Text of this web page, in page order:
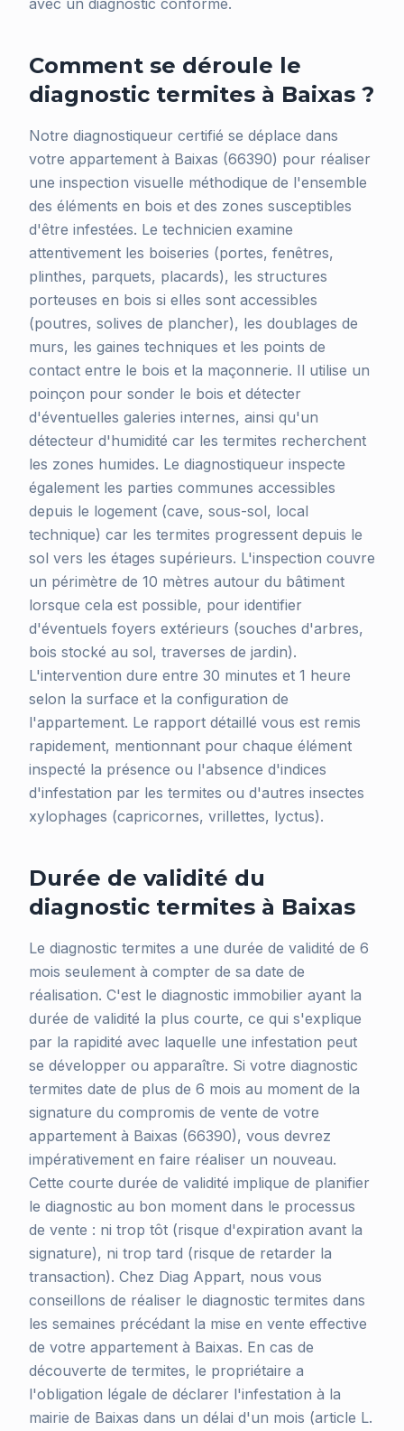
avec un diagnostic conforme.
Comment se déroule le
diagnostic termites à Baixas ?
Notre diagnostiqueur certifié se déplace dans
votre appartement à Baixas (66390) pour réaliser
une inspection visuelle méthodique de l'ensemble
des éléments en bois et des zones susceptibles
d'être infestées. Le technicien examine
attentivement les boiseries (portes, fenêtres,
plinthes, parquets, placards), les structures
porteuses en bois si elles sont accessibles
(poutres, solives de plancher), les doublages de
murs, les gaines techniques et les points de
contact entre le bois et la maçonnerie. Il utilise un
poinçon pour sonder le bois et détecter
d'éventuelles galeries internes, ainsi qu'un
détecteur d'humidité car les termites recherchent
les zones humides. Le diagnostiqueur inspecte
également les parties communes accessibles
depuis le logement (cave, sous-sol, local
technique) car les termites progressent depuis le
sol vers les étages supérieurs. L'inspection couvre
un périmètre de 10 mètres autour du bâtiment
lorsque cela est possible, pour identifier
d'éventuels foyers extérieurs (souches d'arbres,
bois stocké au sol, traverses de jardin).
L'intervention dure entre 30 minutes et 1 heure
selon la surface et la configuration de
l'appartement. Le rapport détaillé vous est remis
rapidement, mentionnant pour chaque élément
inspecté la présence ou l'absence d'indices
d'infestation par les termites ou d'autres insectes
xylophages (capricornes, vrillettes, lyctus).
Durée de validité du
diagnostic termites à Baixas
Le diagnostic termites a une durée de validité de 6
mois seulement à compter de sa date de
réalisation. C'est le diagnostic immobilier ayant la
durée de validité la plus courte, ce qui s'explique
par la rapidité avec laquelle une infestation peut
se développer ou apparaître. Si votre diagnostic
termites date de plus de 6 mois au moment de la
signature du compromis de vente de votre
appartement à Baixas (66390), vous devrez
impérativement en faire réaliser un nouveau.
Cette courte durée de validité implique de planifier
le diagnostic au bon moment dans le processus
de vente : ni trop tôt (risque d'expiration avant la
signature), ni trop tard (risque de retarder la
transaction). Chez Diag Appart, nous vous
conseillons de réaliser le diagnostic termites dans
les semaines précédant la mise en vente effective
de votre appartement à Baixas. En cas de
découverte de termites, le propriétaire a
l'obligation légale de déclarer l'infestation à la
mairie de Baixas dans un délai d'un mois (article L.